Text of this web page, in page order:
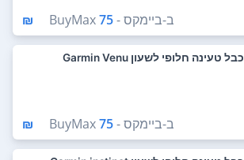
ב-ביימקס - BuyMax75 ₪
כבל טעינה חלופי לשעון Garmin Venu
ב-ביימקס - BuyMax75 ₪